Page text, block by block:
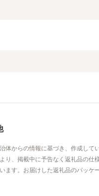
体からの情報に基づき、作成してい
り、掲載中に予告なく返礼品の仕
ます。お届けした返礼品のパッケ